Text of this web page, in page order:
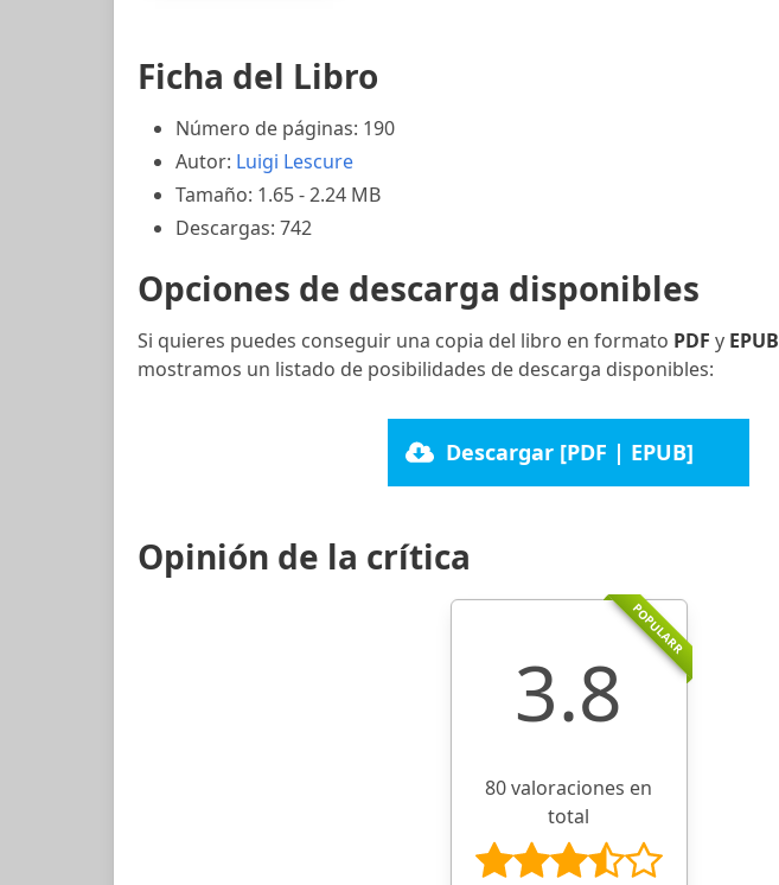
Ficha del Libro
Número de páginas: 190
Autor: Luigi Lescure
Tamaño: 1.65 - 2.24 MB
Descargas: 742
Opciones de descarga disponibles
Si quieres puedes conseguir una copia del libro en formato PDF y EPUB
mostramos un listado de posibilidades de descarga disponibles:
Descargar [PDF | EPUB]
Opinión de la crítica
POPULARR
3.8
80 valoraciones en
total